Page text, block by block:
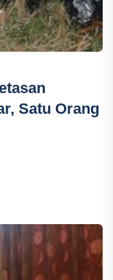
Satu Orang